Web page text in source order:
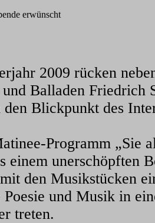
erwünscht
2009 rücken
Balladen Friedrich
Blickpunkt des
Programm „Sie
einem unerschöpften
den Musikstücken
Poesie und Musik in
treten.